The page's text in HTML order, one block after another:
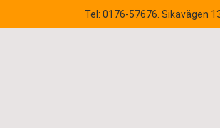
Tel: 0176-57676. Sikavägen